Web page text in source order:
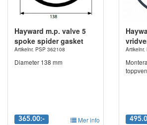
Hayward m.p. valve 5
spoke spider gasket
Artikelnr. PSP 362108
Diameter 138 mm
365.00:- Mer info